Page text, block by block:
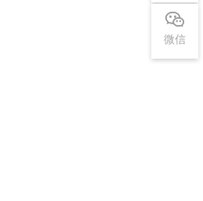
微信